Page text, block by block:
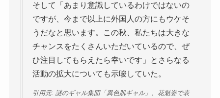
そして「あまり意識しているわけではないの
ですが、今まで以上に外国人の方にもウケそ
うだなと思います。この秋、私たちは大きな
チャンスをたくさんいただいているので、ぜ
ひ注目してもらえたら幸いです」とさらなる
活動の拡大についても示唆していた。
引用元: 謎のギャル集団「異色肌ギャル」、花魁姿で表